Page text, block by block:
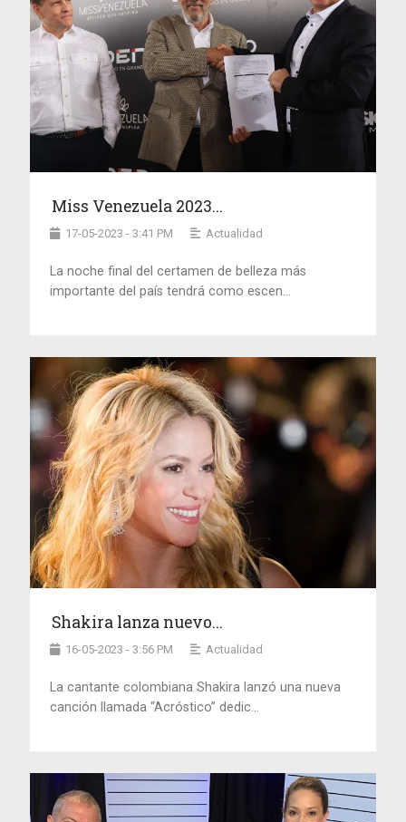
Miss Venezuela 2023...
17-05-2023 - 3:41 PM Actualidad
La noche final del certamen de belleza más
importante del país tendrá como escen...
Shakira lanza nuevo...
16-05-2023 - 3:56 PM Actualidad
La cantante colombiana Shakira lanzó una nueva
canción llamada “Acróstico” dedic...